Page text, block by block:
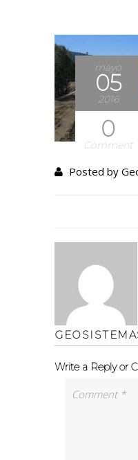
mayo
05
2016
0
Comment
Posted by
Write a Reply or